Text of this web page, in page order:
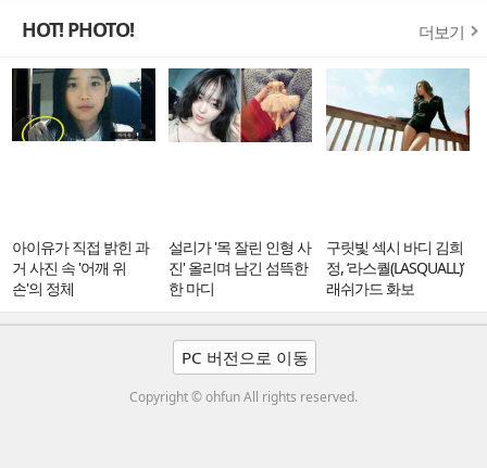
HOT! PHOTO! 더보기
아이유가 직접 밝힌 과
거 사진 속 '어깨 위
손'의 정체
설리가 '목 잘린 인형 사
진' 올리며 남긴 섬뜩한
한 마디
구릿빛 섹시 바디 김희
정, ‘라스퀄(LASQUALL)’
래쉬가드 화보
PC 버전으로 이동
Copyright © ohfun All rights reserved.